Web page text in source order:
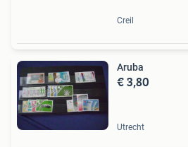
Creil
Aruba
€ 3,80
Utrecht